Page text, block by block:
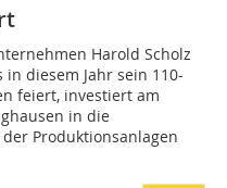
Ha­­rold Scholz
in diesem Jahr sein 110-
feiert, investiert am
in die
Produktionsanlagen